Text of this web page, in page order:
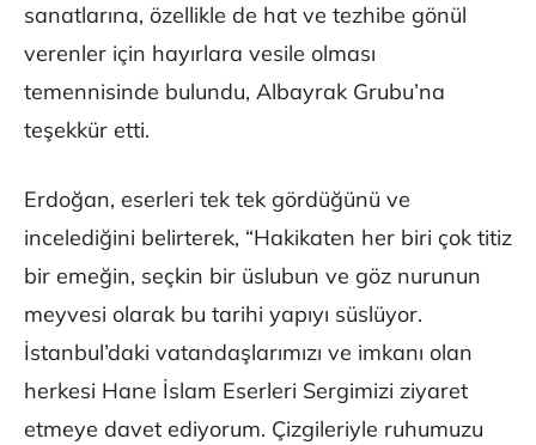
sanatlarına, özellikle de hat ve tezhibe gönül
verenler için hayırlara vesile olması
temennisinde bulundu, Albayrak Grubu’na
teşekkür etti.
Erdoğan, eserleri tek tek gördüğünü ve
incelediğini belirterek, “Hakikaten her biri çok titiz
bir emeğin, seçkin bir üslubun ve göz nurunun
meyvesi olarak bu tarihi yapıyı süslüyor.
İstanbul’daki vatandaşlarımızı ve imkanı olan
herkesi Hane İslam Eserleri Sergimizi ziyaret
etmeye davet ediyorum. Çizgileriyle ruhumuzu